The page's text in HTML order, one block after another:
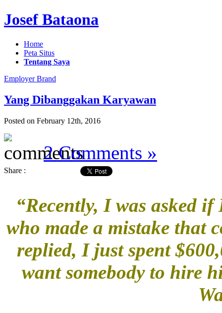
Josef Bataona
Home
Peta Situs
Tentang Saya
Employer Brand
Yang Dibanggakan Karyawan
Posted on February 12th, 2016
2 Comments »
Share :
“Recently, I was asked
who made a mistake that
replied, I just spent
want somebody to hire